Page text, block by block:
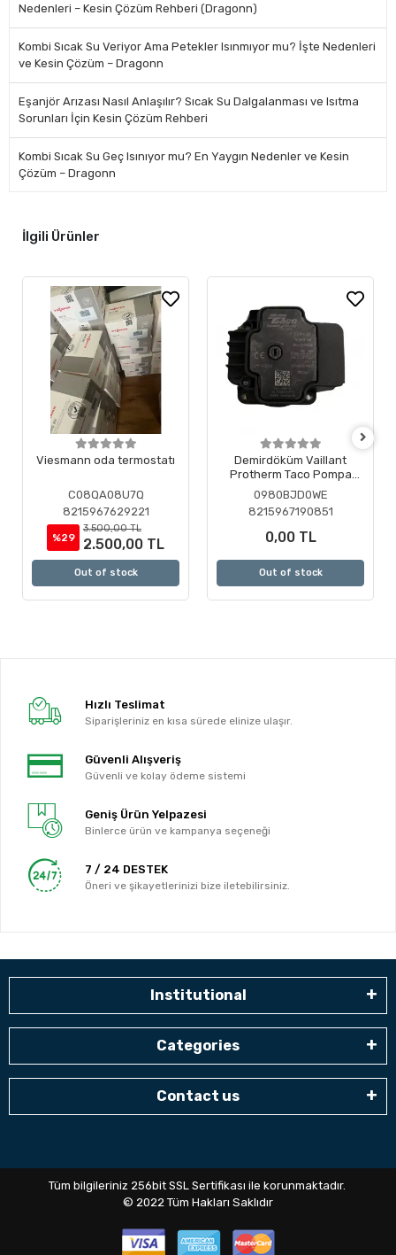
Nedenleri – Kesin Çözüm Rehberi (Dragonn)
Kombi Sıcak Su Veriyor Ama Petekler Isınmıyor mu? İşte Nedenleri
ve Kesin Çözüm – Dragonn
Eşanjör Arızası Nasıl Anlaşılır? Sıcak Su Dalgalanması ve Isıtma
Sorunları İçin Kesin Çözüm Rehberi
Kombi Sıcak Su Geç Isınıyor mu? En Yaygın Nedenler ve Kesin
Çözüm – Dragonn
İlgili Ürünler
Viesmann oda termostatı
C08QA08U7Q
8215967629221
%29
3.500,00 TL
2.500,00 TL
Out of stock
Demirdöküm Vaillant
Protherm Taco Pompa
Motoru ( Revizyonlu )
0980BJD0WE
8215967190851
0,00 TL
Out of stock
Hızlı Teslimat
Siparişleriniz en kısa sürede elinize ulaşır.
Güvenli Alışveriş
Güvenli ve kolay ödeme sistemi
Geniş Ürün Yelpazesi
Binlerce ürün ve kampanya seçeneği
7 / 24 DESTEK
Öneri ve şikayetlerinizi bize iletebilirsiniz.
Institutional
Categories
Contact us
Tüm bilgileriniz 256bit SSL Sertifikası ile korunmaktadır.
© 2022 Tüm Hakları Saklıdır